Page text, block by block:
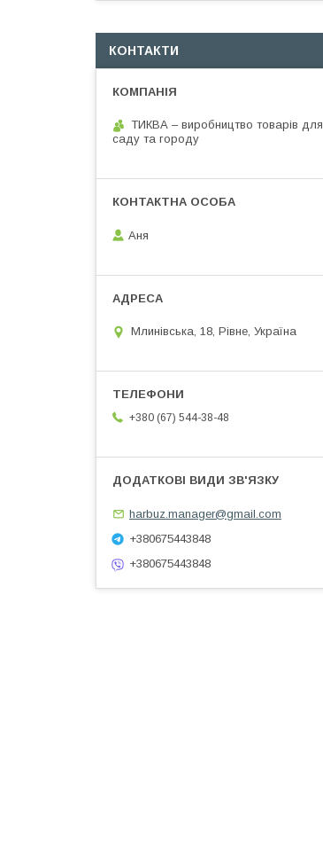
КОНТАКТИ
ТИКВА – виробництво товарів для
саду та городу
Аня
Млинівська, 18, Рівне, Україна
+380 (67) 544-38-48
harbuz.manager@gmail.com
+380675443848
+380675443848